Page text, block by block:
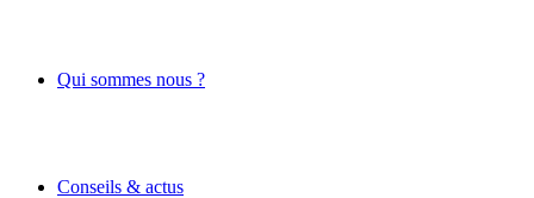
Qui sommes nous ?
Conseils & actus